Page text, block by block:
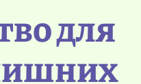
для